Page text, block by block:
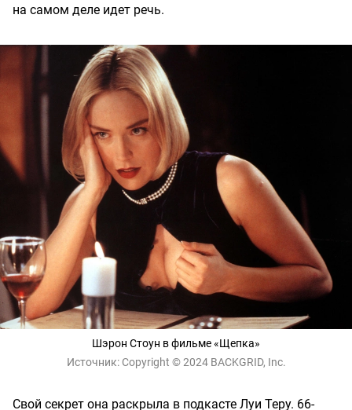
на самом деле идет речь.
Шэрон Стоун в фильме «Щепка»
Источник: Copyright © 2024 BACKGRID, Inc.
Свой секрет она раскрыла в подкасте Луи Теру. 66-